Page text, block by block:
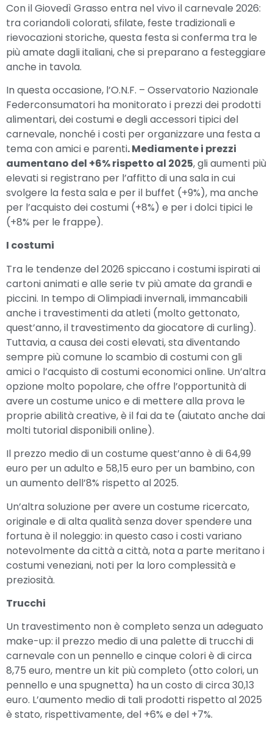
Con il Giovedì Grasso entra nel vivo il carnevale 2026:
tra coriandoli colorati, sfilate, feste tradizionali e
rievocazioni storiche, questa festa si conferma tra le
più amate dagli italiani, che si preparano a festeggiare
anche in tavola.
In questa occasione, l’O.N.F. – Osservatorio Nazionale
Federconsumatori ha monitorato i prezzi dei prodotti
alimentari, dei costumi e degli accessori tipici del
carnevale, nonché i costi per organizzare una festa a
tema con amici e parenti. Mediamente i prezzi
aumentano del +6% rispetto al 2025, gli aumenti più
elevati si registrano per l’affitto di una sala in cui
svolgere la festa sala e per il buffet (+9%), ma anche
per l’acquisto dei costumi (+8%) e per i dolci tipici le
(+8% per le frappe).
I costumi
Tra le tendenze del 2026 spiccano i costumi ispirati ai
cartoni animati e alle serie tv più amate da grandi e
piccini. In tempo di Olimpiadi invernali, immancabili
anche i travestimenti da atleti (molto gettonato,
quest’anno, il travestimento da giocatore di curling).
Tuttavia, a causa dei costi elevati, sta diventando
sempre più comune lo scambio di costumi con gli
amici o l’acquisto di costumi economici online. Un’altra
opzione molto popolare, che offre l’opportunità di
avere un costume unico e di mettere alla prova le
proprie abilità creative, è il fai da te (aiutato anche dai
molti tutorial disponibili online).
Il prezzo medio di un costume quest’anno è di 64,99
euro per un adulto e 58,15 euro per un bambino, con
un aumento dell’8% rispetto al 2025.
Un’altra soluzione per avere un costume ricercato,
originale e di alta qualità senza dover spendere una
fortuna è il noleggio: in questo caso i costi variano
notevolmente da città a città, nota a parte meritano i
costumi veneziani, noti per la loro complessità e
preziosità.
Trucchi
Un travestimento non è completo senza un adeguato
make-up: il prezzo medio di una palette di trucchi di
carnevale con un pennello e cinque colori è di circa
8,75 euro, mentre un kit più completo (otto colori, un
pennello e una spugnetta) ha un costo di circa 30,13
euro. L’aumento medio di tali prodotti rispetto al 2025
è stato, rispettivamente, del +6% e del +7%.